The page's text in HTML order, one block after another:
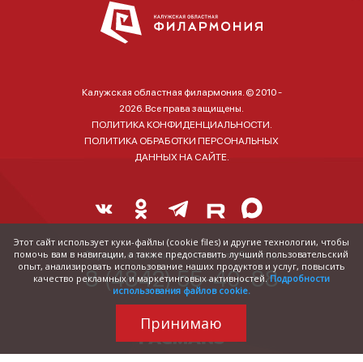
Калужская областная филармония. © 2010 -
2026. Все права защищены.
ПОЛИТИКА КОНФИДЕНЦИАЛЬНОСТИ.
ПОЛИТИКА ОБРАБОТКИ ПЕРСОНАЛЬНЫХ
ДАННЫХ НА САЙТЕ.
Справка о наличии и стоимости билетов:
8 (4842) 55-40-88
Этот сайт использует куки-файлы (cookie files) и другие технологии, чтобы
помочь вам в навигации, а также предоставить лучший пользовательский
опыт, анализировать использование наших продуктов и услуг, повысить
качество рекламных и маркетинговых активностей. Подробности
использования файлов cookie.
Принимаю